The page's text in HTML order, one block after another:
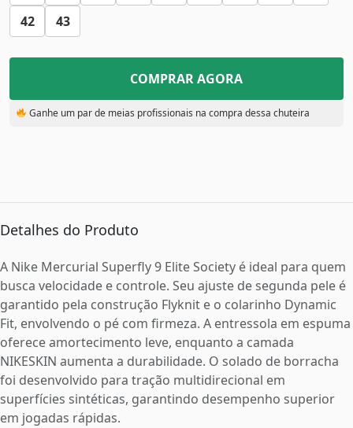
42
43
COMPRAR AGORA
Ganhe um par de meias profissionais na compra dessa chuteira
Detalhes do Produto
A Nike Mercurial Superfly 9 Elite Society é ideal para quem
busca velocidade e controle. Seu ajuste de segunda pele é
garantido pela construção Flyknit e o colarinho Dynamic
Fit, envolvendo o pé com firmeza. A entressola em espuma
oferece amortecimento leve, enquanto a camada
NIKESKIN aumenta a durabilidade. O solado de borracha
foi desenvolvido para tração multidirecional em
superfícies sintéticas, garantindo desempenho superior
em jogadas rápidas.